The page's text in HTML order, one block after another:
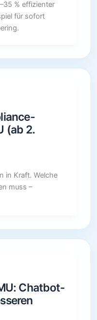
% effizienter
für sofort
(ab 2.
in Kraft. Welche
muss –
Chatbot-